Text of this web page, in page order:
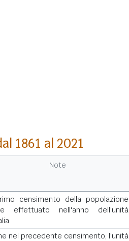
1861 al 2021
Note
censimento della popolazione
effettuato nell'anno dell'unità
nel precedente censimento, l'unità